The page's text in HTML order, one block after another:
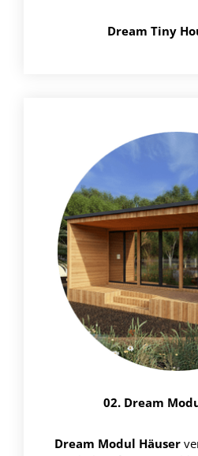
Dream Tiny
02. Dream
Dream Modul Häuser